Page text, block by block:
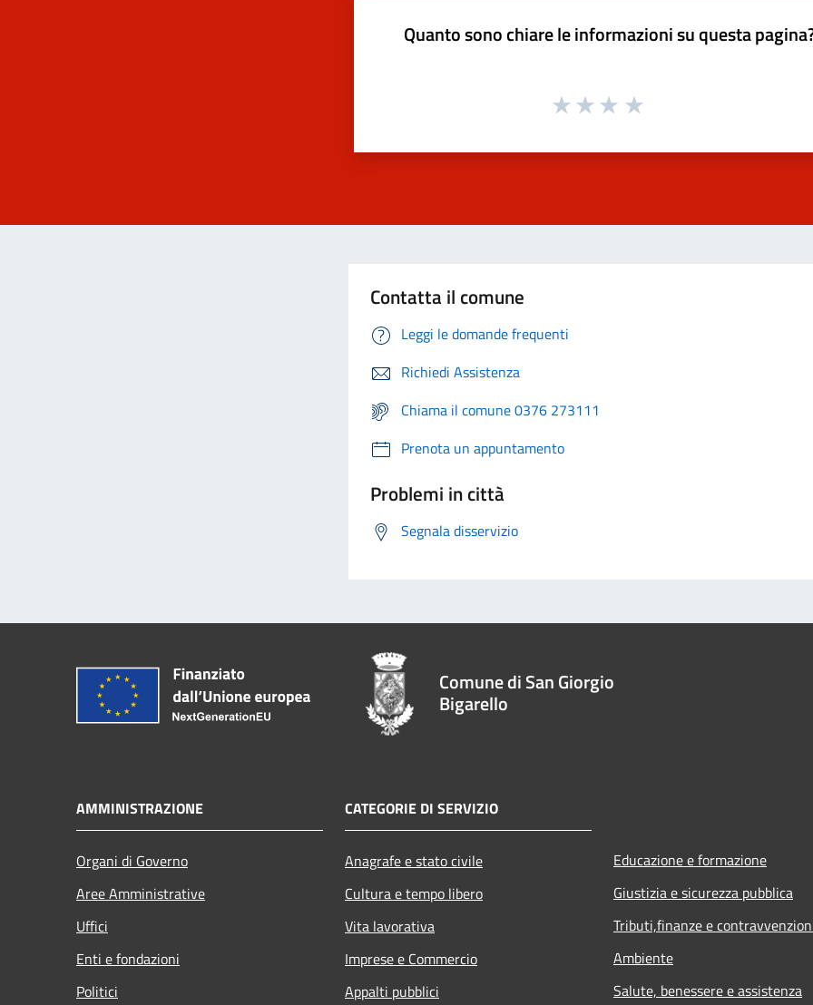
Quanto sono chiare le informazioni su questa
Contatta il comune
Leggi le domande frequenti
Richiedi Assistenza
Chiama il comune 0376 273111
Prenota un appuntamento
Problemi in città
Segnala disservizio
Comune di San Giorgio
Bigarello
AMMINISTRAZIONE
Organi di Governo
Aree Amministrative
Uffici
Enti e fondazioni
Politici
CATEGORIE DI SERVIZIO
Anagrafe e stato civile
Cultura e tempo libero
Vita lavorativa
Imprese e Commercio
Appalti pubblici
Educazione e formazione
Giustizia e sicurezza pubblica
Tributi,finanze e
Ambiente
Salute, benessere e assistenza